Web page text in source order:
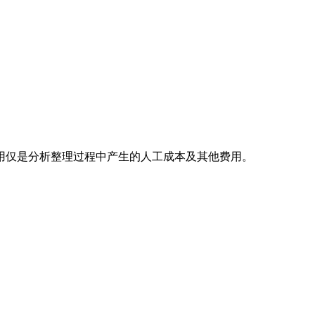
是分析整理过程中产生的人工成本及其他费用。